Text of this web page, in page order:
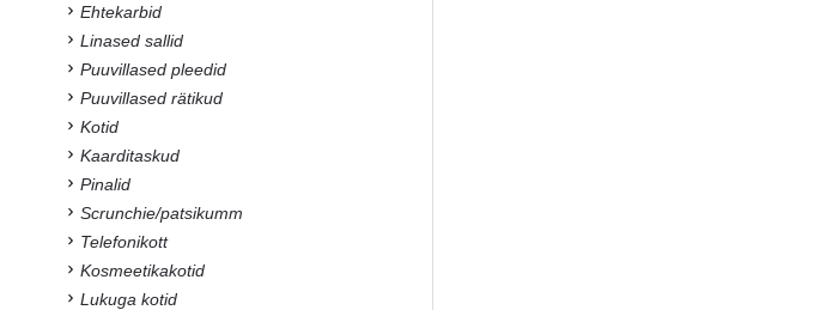
Ehtekarbid
Linased sallid
Puuvillased pleedid
Puuvillased rätikud
Kotid
Kaarditaskud
Pinalid
Scrunchie/patsikumm
Telefonikott
Kosmeetikakotid
Lukuga kotid